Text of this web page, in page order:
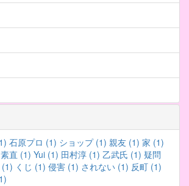
石原プロ (1) ショップ (1) 親友 (1) 家 (1)
素直 (1) Yui (1) 田村淳 (1) 乙武氏 (1) 疑問
くじ (1) 侵害 (1) されない (1) 反町 (1)